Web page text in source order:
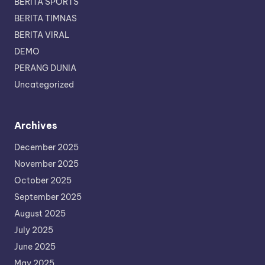
BERITA TIMNAS
BERITA VIRAL
DEMO
PERANG DUNIA
Uncategorized
Archives
December 2025
November 2025
October 2025
September 2025
August 2025
July 2025
June 2025